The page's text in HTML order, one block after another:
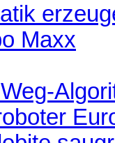
Maxx